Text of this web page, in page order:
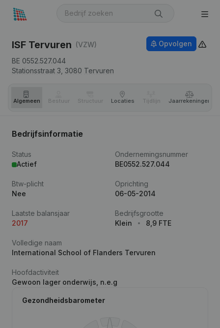
ISF Tervuren (VZW)
BE 0552.527.044
Stationsstraat 3, 3080 Tervuren
Opvolgen
Algemeen Bestuur Structuur Locaties Tijdlijn Jaar­rekeningen
Bedrijfsinformatie
Status
Actief
Ondernemingsnummer
BE0552.527.044
Btw-plicht
Nee
Oprichting
06-05-2014
Laatste balansjaar
2017
Bedrijfsgrootte
Klein
8,9 FTE
Volledige naam
International School of Flanders Tervuren
Hoofdactiviteit
Gewoon lager onderwijs, n.e.g
Gezondheidsbarometer